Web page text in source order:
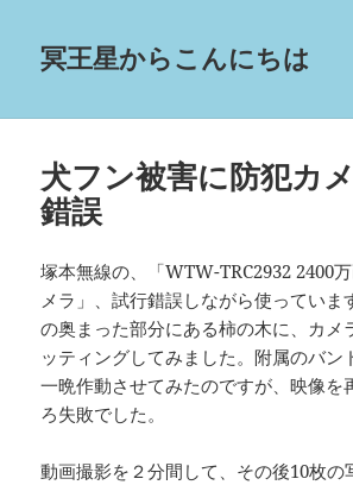
冥王星からこんにちは
犬フン被害に防犯カ
錯誤
塚本無線の、「WTW-TRC2932 2400
メラ」、試行錯誤しながら使っていま
の奥まった部分にある柿の木に、カメ
ッティングしてみました。附属のバン
一晩作動させてみたのですが、映像を
ろ失敗でした。
動画撮影を２分間して、その後10枚の